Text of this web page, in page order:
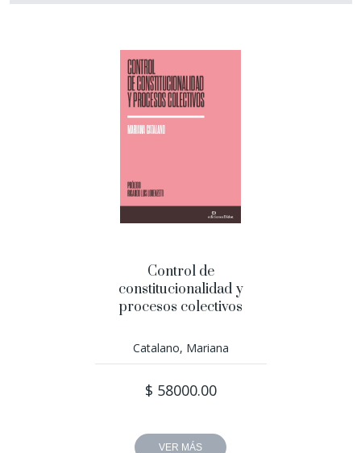
Control de
constitucionalidad y
procesos colectivos
Catalano, Mariana
$ 58000.00
VER MÁS